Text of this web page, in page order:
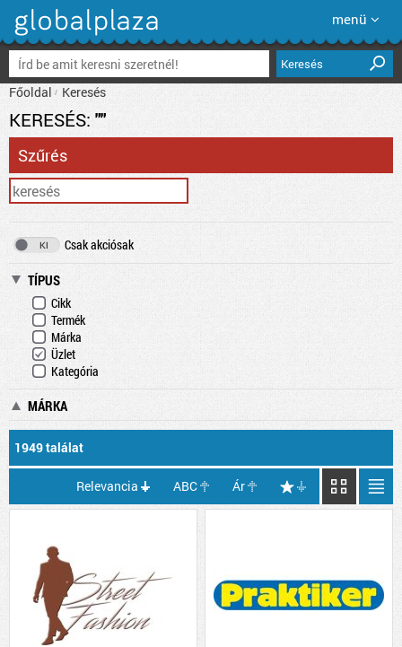
menü
Keresés
Főoldal Keresés
KERESÉS: ""
Szűrés
Csak akciósak
TÍPUS
Cikk
Termék
Márka
Üzlet
Kategória
MÁRKA
1949 találat
Relevancia ABC Ár